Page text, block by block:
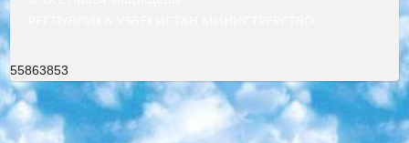
55863853